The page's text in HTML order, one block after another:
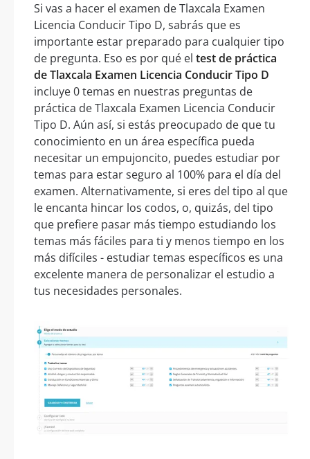
Si vas a hacer el examen de Tlaxcala Examen
Licencia Conducir Tipo D, sabrás que es
importante estar preparado para cualquier tipo
de pregunta. Eso es por qué el test de práctica
de Tlaxcala Examen Licencia Conducir Tipo D
incluye 0 temas en nuestras preguntas de
práctica de Tlaxcala Examen Licencia Conducir
Tipo D. Aún así, si estás preocupado de que tu
conocimiento en un área específica pueda
necesitar un empujoncito, puedes estudiar por
temas para estar seguro al 100% para el día del
examen. Alternativamente, si eres del tipo al que
le encanta hincar los codos, o, quizás, del tipo
que prefiere pasar más tiempo estudiando los
temas más fáciles para ti y menos tiempo en los
más difíciles - estudiar temas específicos es una
excelente manera de personalizar el estudio a
tus necesidades personales.